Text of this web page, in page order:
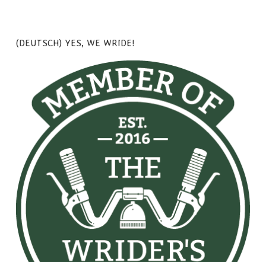
(DEUTSCH) YES, WE WRIDE!